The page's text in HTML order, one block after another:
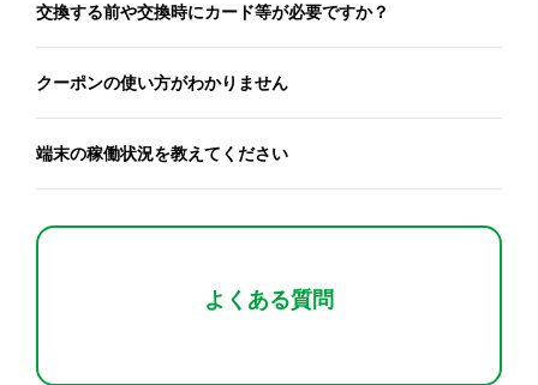
交換する前や交換時にカード等が必要ですか？
クーポンの使い方がわかりません
端末の稼働状況を教えてください
よくある質問